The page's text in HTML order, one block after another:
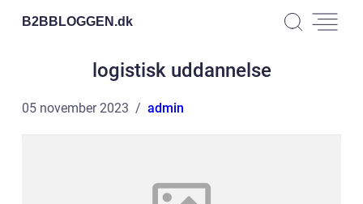
B2BBLOGGEN.dk
logistisk uddannelse
05 november 2023 admin